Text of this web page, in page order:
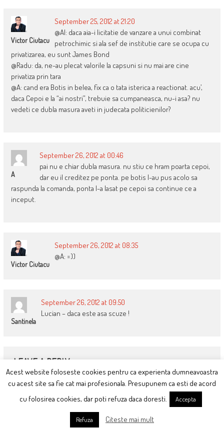
Victor Ciutacu
September 25, 2012 at 21:20
@Al: daca aia-i licitatie de vanzare a unui combinat
petrochimic si ala sef de institutie care se ocupa cu
privatizarea, eu sunt James Bond
@Radu: da, ne-au plecat valorile la capsuni si nu mai are cine
privatiza prin tara
@A: cand era Botis in belea, fix ca o tata isterica a reactionat. acu’,
daca Cepoi e la “ai nostri”, trebuie sa cumpaneasca, nu-i asa? nu
vedeti ce dubla masura aveti in judecata politicienilor?
A
September 26, 2012 at 00:46
pai nu e chiar dubla masura. nu stiu ce hram poarta cepoi,
dar eu il creditez pe ponta. pe botis l-au pus acolo sa
raspunda la comanda, ponta l-a lasat pe cepoi sa continue ce a
inceput.
Victor Ciutacu
September 26, 2012 at 08:35
@A: =))
Santinela
September 26, 2012 at 09:50
Lucian – daca este asa scuze !
LEAVE A REPLY
Acest website foloseste cookies pentru ca experienta dumneavoastra
cu acest site sa fie cat mai profesionala. Presupunem ca esti de acord
cu folosirea cookies, dar poti refuza daca doresti.
Accepta
Refuza Citeste mai mult